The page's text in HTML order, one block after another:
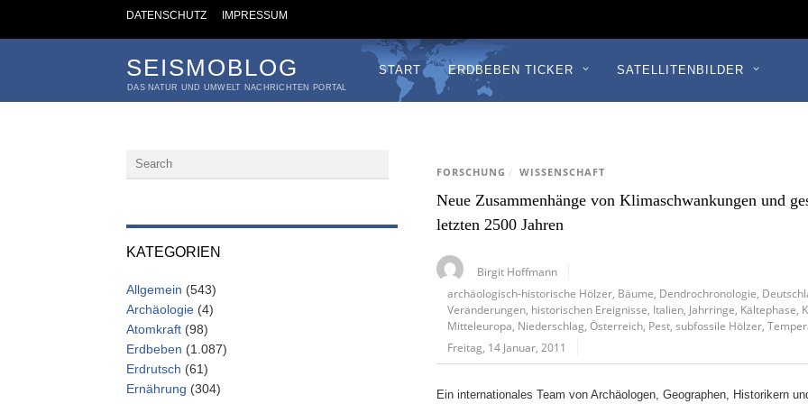
DATENSCHUTZ IMPRESSUM
SEISMOBLOG
DAS NATUR UND UMWELT NACHRICHTEN PORTAL
START ERDBEBEN TICKER SATELLITENBILDER
FORSCHUNG / WISSENSCHAFT
Neue Zusammenhänge von Klimaschwankungen und
letzten 2500 Jahren
Birgit Hoffmann
archäologisch-historische Hölzer Bäume Dendrochronologie
Veränderungen historischen Ereignisse Italien Jahrringe Kältephase
Mitteleuropa Niederschlag ,Österreich Pest ,subfossile Hölzer ,
Freitag, 14 Januar, 2011
Ein internationales Team von Archäologen, Geographen, Historikern
KATEGORIEN
Allgemein (543)
Archäologie (4)
Atomkraft (98)
Erdbeben (1.087)
Erdrutsch (61)
Ernährung (304)